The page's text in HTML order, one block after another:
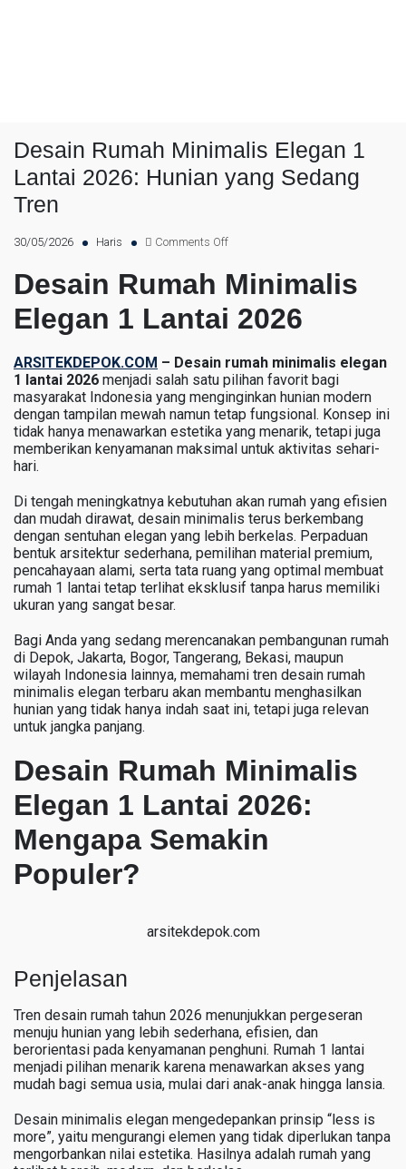
Desain Rumah Minimalis Elegan 1
Lantai 2026: Hunian yang Sedang
Tren
30/05/2026 Haris Comments Offon
Rumah
Minimalis
Elegan
Lantai
2026:
Hunian
yang
Desain Rumah Minimalis
Elegan 1 Lantai 2026
ARSITEKDEPOK.COM – Desain rumah minimalis elegan
1 lantai 2026 menjadi salah satu pilihan favorit bagi
masyarakat Indonesia yang menginginkan hunian modern
dengan tampilan mewah namun tetap fungsional. Konsep ini
tidak hanya menawarkan estetika yang menarik, tetapi juga
memberikan kenyamanan maksimal untuk aktivitas sehari-
hari.
Di tengah meningkatnya kebutuhan akan rumah yang efisien
dan mudah dirawat, desain minimalis terus berkembang
dengan sentuhan elegan yang lebih berkelas. Perpaduan
bentuk arsitektur sederhana, pemilihan material premium,
pencahayaan alami, serta tata ruang yang optimal membuat
rumah 1 lantai tetap terlihat eksklusif tanpa harus memiliki
ukuran yang sangat besar.
Bagi Anda yang sedang merencanakan pembangunan rumah
di Depok, Jakarta, Bogor, Tangerang, Bekasi, maupun
wilayah Indonesia lainnya, memahami tren desain rumah
minimalis elegan terbaru akan membantu menghasilkan
hunian yang tidak hanya indah saat ini, tetapi juga relevan
untuk jangka panjang.
Desain Rumah Minimalis
Elegan 1 Lantai 2026:
Mengapa Semakin
Populer?
arsitekdepok.com
Penjelasan
Tren desain rumah tahun 2026 menunjukkan pergeseran
menuju hunian yang lebih sederhana, efisien, dan
berorientasi pada kenyamanan penghuni. Rumah 1 lantai
menjadi pilihan menarik karena menawarkan akses yang
mudah bagi semua usia, mulai dari anak-anak hingga lansia.
Desain minimalis elegan mengedepankan prinsip “less is
more”, yaitu mengurangi elemen yang tidak diperlukan tanpa
mengorbankan nilai estetika. Hasilnya adalah rumah yang